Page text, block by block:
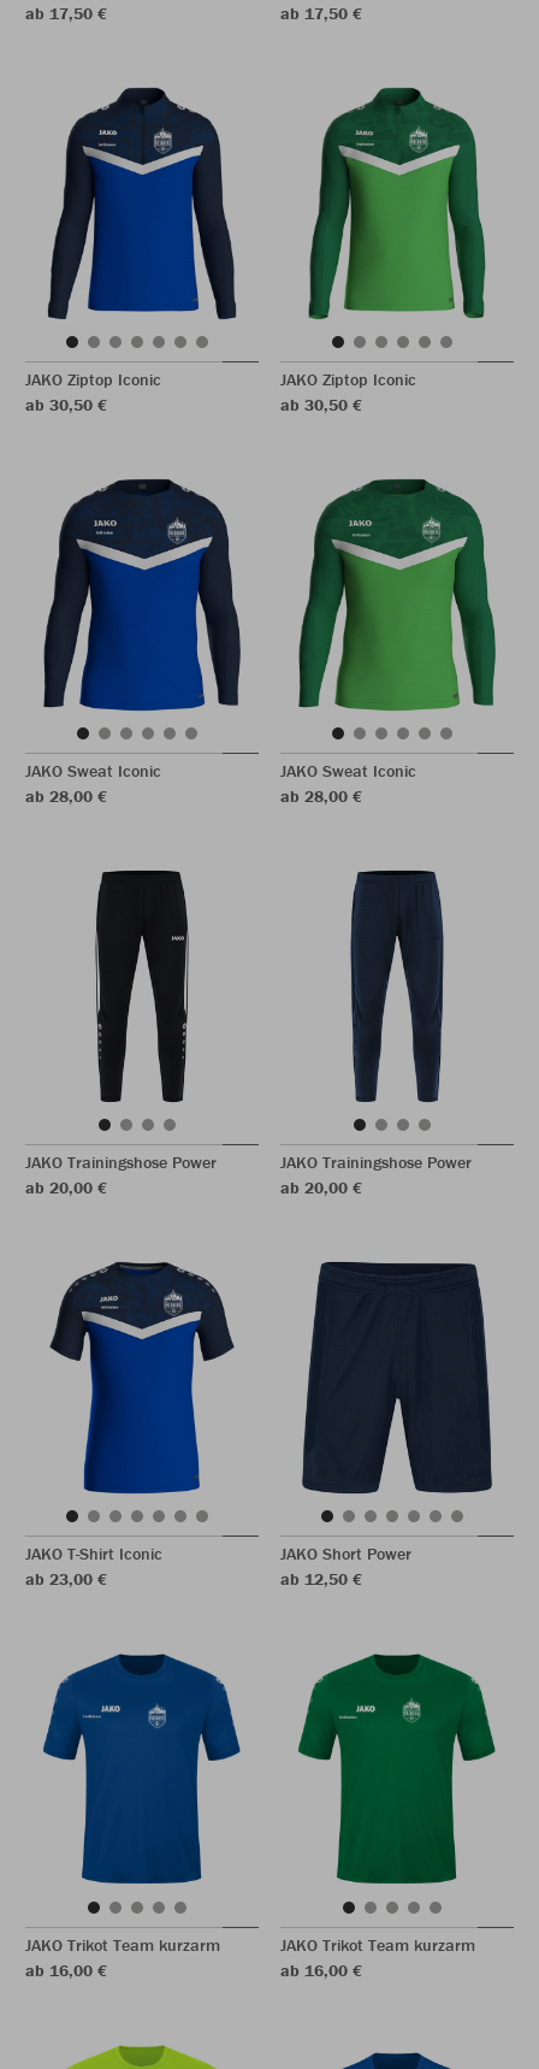
ab 17,50 €
ab 17,50 €
JAKO Ziptop Iconic
ab 30,50 €
JAKO Ziptop Iconic
ab 30,50 €
JAKO Sweat Iconic
ab 28,00 €
JAKO Sweat Iconic
ab 28,00 €
JAKO Trainingshose Power
ab 20,00 €
JAKO Trainingshose Power
ab 20,00 €
JAKO T-Shirt Iconic
ab 23,00 €
JAKO Short Power
ab 12,50 €
JAKO Trikot Team kurzarm
ab 16,00 €
JAKO Trikot Team kurzarm
ab 16,00 €